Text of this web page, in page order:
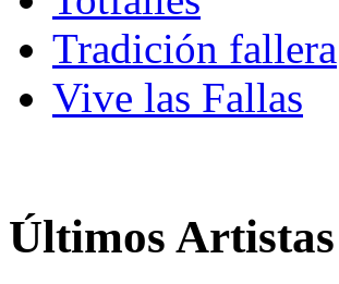
Tradición fallera
Vive las Fallas
Últimos